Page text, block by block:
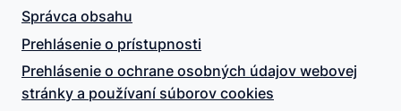
Správca obsahu
Prehlásenie o prístupnosti
Prehlásenie o ochrane osobných údajov webovej
stránky a používaní súborov cookies